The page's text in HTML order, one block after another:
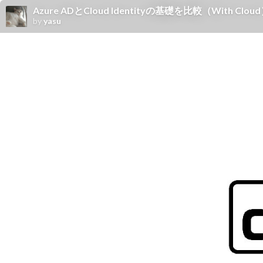
Azure ADとCloud Identityの基礎を比較（With Cloud
byyasu